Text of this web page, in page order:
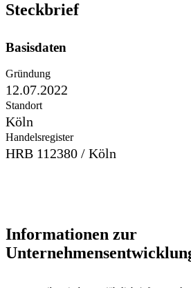
Steckbrief
Basisdaten
Gründung
12.07.2022
Standort
Köln
Handelsregister
HRB 112380 / Köln
Informationen zur